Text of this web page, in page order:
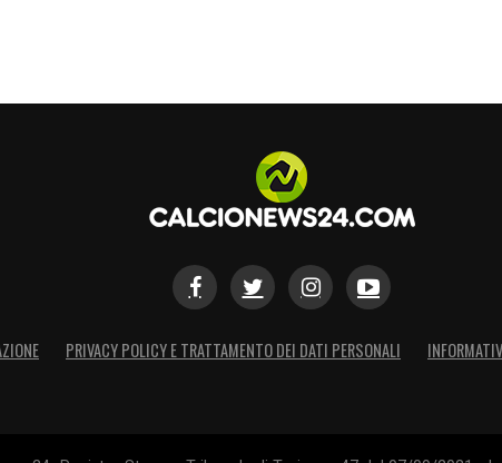
PRIVACY POLICY E TRATTAMENTO DEI DATI PERSONALI